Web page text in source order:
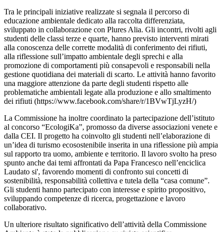
Tra le principali iniziative realizzate si segnala il percorso di
educazione ambientale dedicato alla raccolta differenziata,
sviluppato in collaborazione con Plures Alia. Gli incontri, rivolti agli
studenti delle classi terze e quarte, hanno previsto interventi mirati
alla conoscenza delle corrette modalità di conferimento dei rifiuti,
alla riflessione sull’impatto ambientale degli sprechi e alla
promozione di comportamenti più consapevoli e responsabili nella
gestione quotidiana dei materiali di scarto. Le attività hanno favorito
una maggiore attenzione da parte degli studenti rispetto alle
problematiche ambientali legate alla produzione e allo smaltimento
dei rifiuti (https://www.facebook.com/share/r/1BVwTjLyzH/)
La Commissione ha inoltre coordinato la partecipazione dell’istituto
al concorso “EcologiKa”, promosso da diverse associazioni venete e
dalla CEI. Il progetto ha coinvolto gli studenti nell’elaborazione di
un’idea di turismo ecosostenibile inserita in una riflessione più ampia
sul rapporto tra uomo, ambiente e territorio. Il lavoro svolto ha preso
spunto anche dai temi affrontati da Papa Francesco nell’enciclica
Laudato si', favorendo momenti di confronto sui concetti di
sostenibilità, responsabilità collettiva e tutela della “casa comune”.
Gli studenti hanno partecipato con interesse e spirito propositivo,
sviluppando competenze di ricerca, progettazione e lavoro
collaborativo.
Un ulteriore risultato significativo dell’attività della Commissione